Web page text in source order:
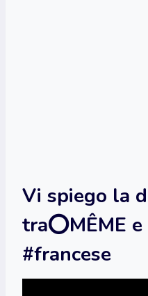
Vi spiego la
tra⭕MÊME
#francese